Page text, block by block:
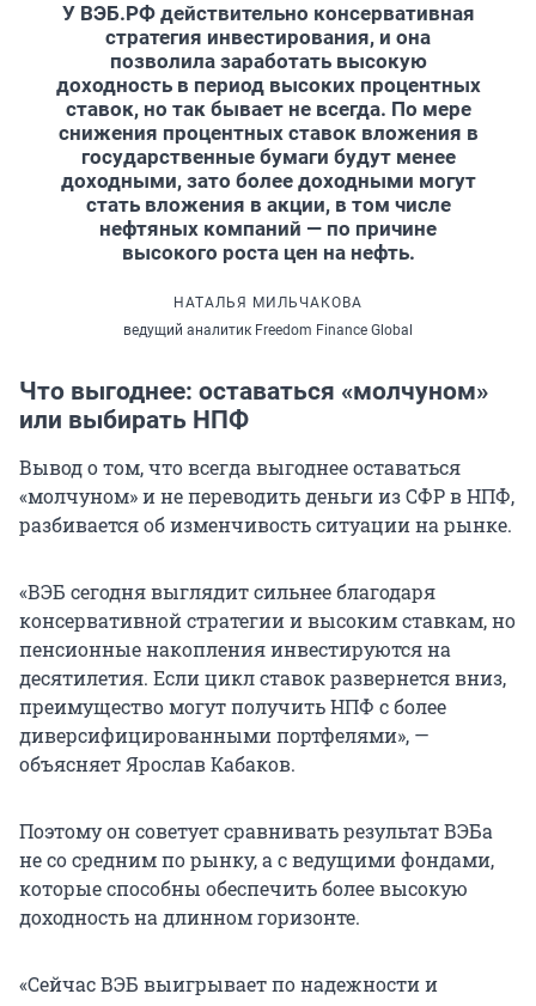
У ВЭБ.РФ действительно консервативная
стратегия инвестирования, и она
позволила заработать высокую
доходность в период высоких процентных
ставок, но так бывает не всегда. По мере
снижения процентных ставок вложения в
государственные бумаги будут менее
доходными, зато более доходными могут
стать вложения в акции, в том числе
нефтяных компаний — по причине
высокого роста цен на нефть.
НАТАЛЬЯ МИЛЬЧАКОВА
ведущий аналитик Freedom Finance Global
Что выгоднее: оставаться «молчуном»
или выбирать НПФ
Вывод о том, что всегда выгоднее оставаться
«молчуном» и не переводить деньги из СФР в НПФ,
разбивается об изменчивость ситуации на рынке.
«ВЭБ сегодня выглядит сильнее благодаря
консервативной стратегии и высоким ставкам, но
пенсионные накопления инвестируются на
десятилетия. Если цикл ставок развернется вниз,
преимущество могут получить НПФ с более
диверсифицированными портфелями», —
объясняет Ярослав Кабаков.
Поэтому он советует сравнивать результат ВЭБа
не со средним по рынку, а с ведущими фондами,
которые способны обеспечить более высокую
доходность на длинном горизонте.
«Сейчас ВЭБ выигрывает по надежности и